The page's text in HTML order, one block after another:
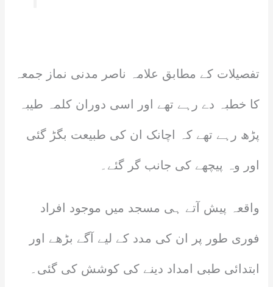
تفصیلات کے مطابق علامہ ناصر مدنی نماز جمعہ
کا خطبہ دے رہے تھے اور اسی دوران کلمہ طیبہ
پڑھ رہے تھے کہ اچانک ان کی طبیعت بگڑ گئی
اور وہ پیچھے کی جانب گر گئے۔
واقعہ پیش آتے ہی مسجد میں موجود افراد
فوری طور پر ان کی مدد کے لیے آگے بڑھے اور
ابتدائی طبی امداد دینے کی کوشش کی گئی۔